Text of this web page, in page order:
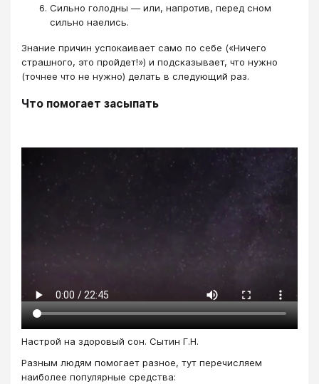
Сильно голодны — или, напротив, перед сном
сильно наелись.
Знание причин успокаивает само по себе («Ничего
страшного, это пройдет!») и подсказывает, что нужно
(точнее что не нужно) делать в следующий раз.
Что помогает засыпать
Настрой на здоровый сон. Сытин Г.Н.
Разным людям помогает разное, тут перечисляем
наиболее популярные средства: